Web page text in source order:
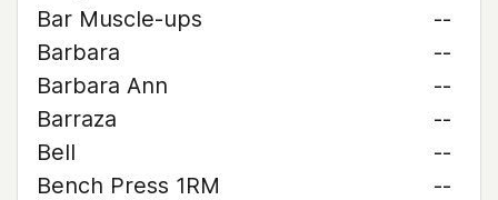
Bar Muscle-ups
--
Barbara
--
Barbara Ann
--
Barraza
--
Bell
--
Bench Press 1RM
--